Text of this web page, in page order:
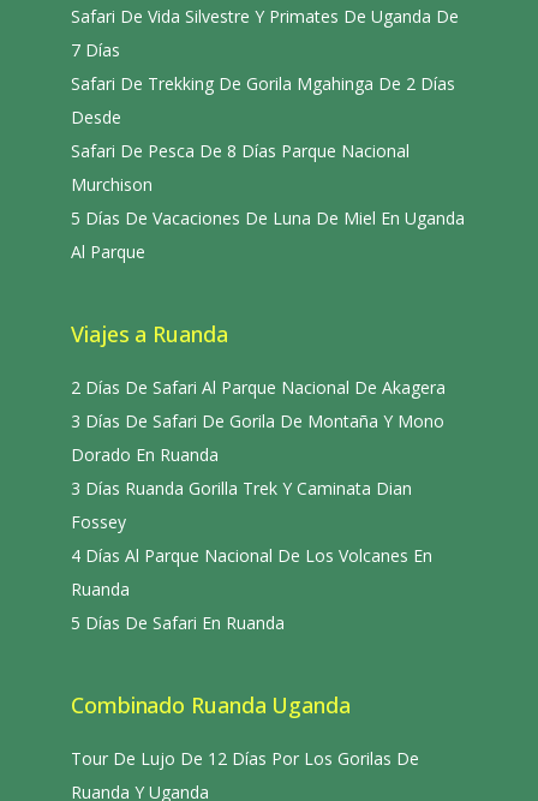
Safari De Vida Silvestre Y Primates De Uganda De
7 Días
Safari De Trekking De Gorila Mgahinga De 2 Días
Desde
Safari De Pesca De 8 Días Parque Nacional
Murchison
5 Días De Vacaciones De Luna De Miel En Uganda
Al Parque
Viajes a Ruanda
2 Días De Safari Al Parque Nacional De Akagera
3 Días De Safari De Gorila De Montaña Y Mono
Dorado En Ruanda
3 Días Ruanda Gorilla Trek Y Caminata Dian
Fossey
4 Días Al Parque Nacional De Los Volcanes En
Ruanda
5 Días De Safari En Ruanda
Combinado Ruanda Uganda
Tour De Lujo De 12 Días Por Los Gorilas De
Ruanda Y Uganda